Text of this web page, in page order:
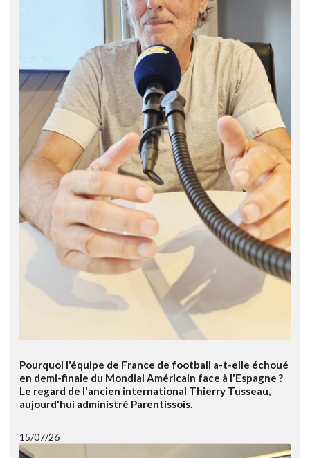
Pourquoi l'équipe de France de football a-t-elle échoué
en demi-finale du Mondial Américain face à l'Espagne ?
Le regard de l'ancien international Thierry Tusseau,
aujourd'hui administré Parentissois.
15/07/26